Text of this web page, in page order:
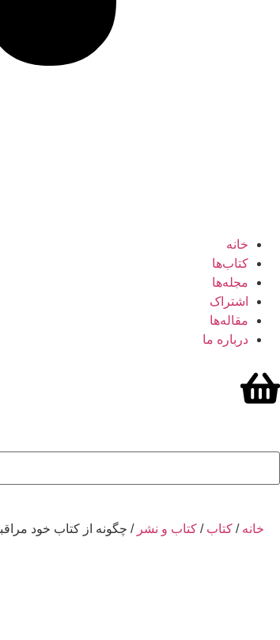
خانه
کتاب‌ها
مجله‌ها
اشتراک
مقاله‌ها
درباره ما
خانه / کتاب / کتاب و نشر / چگونه از کتاب خود